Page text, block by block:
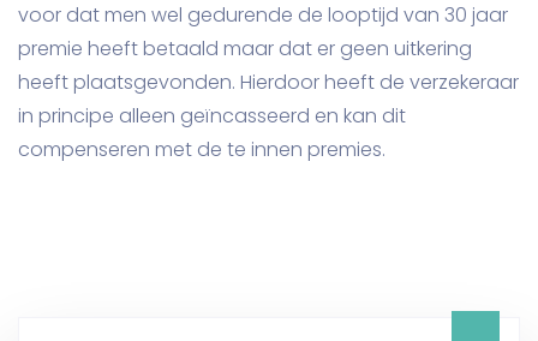
voor dat men wel gedurende de looptijd van 30 jaar
premie heeft betaald maar dat er geen uitkering
heeft plaatsgevonden. Hierdoor heeft de verzekeraar
in principe alleen geïncasseerd en kan dit
compenseren met de te innen premies.